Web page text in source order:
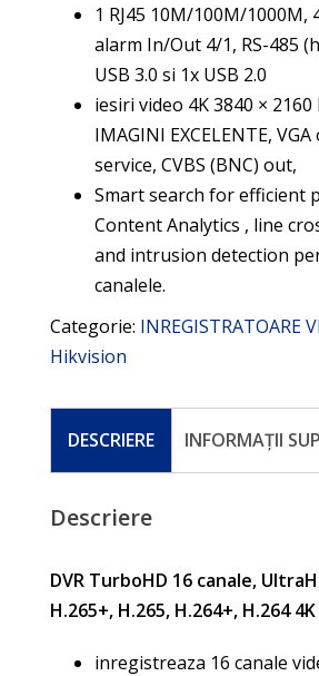
1 RJ45 10M/100M/1000M,
alarm In/Out 4/1, RS-485
USB 3.0 si 1x USB 2.0
iesiri video 4K 3840 ×
IMAGINI EXCELENTE,
service, CVBS (BNC) out,
Smart search for efficient
Content Analytics , line
and intrusion detection
canalele.
Categorie: INREGISTRATOARE
Hikvision
DESCRIERE INFORMAȚII
Descriere
DVR TurboHD 16 canale,
H.265+, H.265, H.264+, H.264
inregistreaza 16 canale